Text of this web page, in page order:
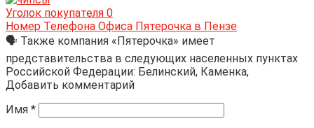
Уголок покупателя 0
Номер Телефона Офиса Пятерочка в Пензе
🗣 Также компания «Пятерочка» имеет
представительства в следующих населенных пунктах
Российской Федерации: Белинский, Каменка,
Добавить комментарий
Имя *